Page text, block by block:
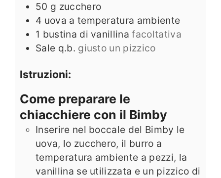
50 g zucchero
4 uova a temperatura ambiente
1 bustina di vanillina facoltativa
Sale q.b. giusto un pizzico
Istruzioni:
Come preparare le
chiacchiere con il Bimby
Inserire nel boccale del Bimby le
uova, lo zucchero, il burro a
temperatura ambiente a pezzi, la
vanillina se utilizzata e un pizzico di